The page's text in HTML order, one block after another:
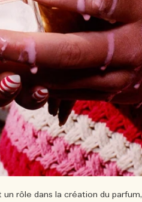
rôle dans la création du